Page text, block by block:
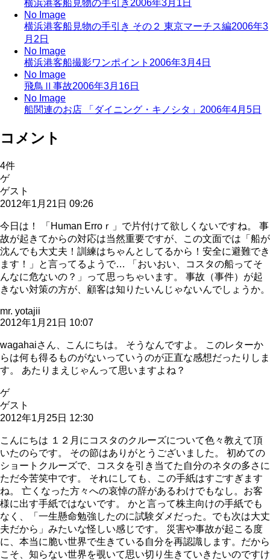
横浜港客船見物の手引き 2006年3月1日
No Image
横浜港客船見物の手引き その２ 東京マーチス編2006年3
月2日
No Image
横浜港客船撮影ワンポイント 2006年3月4日
No Image
飛鳥Ⅱ事故2006年3月16日
No Image
船関連のお店 「ダイニング・キノシタ」 2006年4月5日
コメント
4件
ゲ
ゲスト
2012年1月21日 09:26
今日は！ 「Human Erroｒ」で片付けて欲しくないですね。 事
故が起きてからの対応は当然重要ですが、この文面では「船が
沈んでも大丈夫！訓練はちゃんとしてるから！安全に避難でき
ます！」と言ってるようで… 「おいおい、コスタの船ってそ
んなに危ないの？」って思っちゃいます。 事故（事件）が起
きない対策の方が、顧客は知りたいんじゃないんでしょうか。
mr. yotajii
2012年1月21日 10:07
wagahaiさん、こんにちは。 そうなんですよ。 このレターか
らは何も得るものがないっていうのが正直な感想だったりしま
す。 あたりまえじゃんって思いますよね？
ゲ
ゲスト
2012年1月25日 12:30
こんにちは １２月にコスタのクルーズについて色々教えて頂
いたのらです。 その節はありがとうございました。 初めての
ショートクルーズで、コスタを引き当てた自分のネタの多さに
ただ今苦笑中です。 それにしても、この手紙はすごすぎます
ね。 亡くなった方々への哀悼の辞があるわけでもなし。お客
様に出す手紙ではないです。 かと言って株主向けの手紙でも
なく、「一生懸命勉強したのに試験ダメだった。でも次は大丈
夫だから」みたいな怪しい感じです。 災害や事故が起こる度
に、本当に脆い世界で生きている自分を再認識します。だから
こそ、知らない世界を覗いて思い切り生きていきたいのですけ